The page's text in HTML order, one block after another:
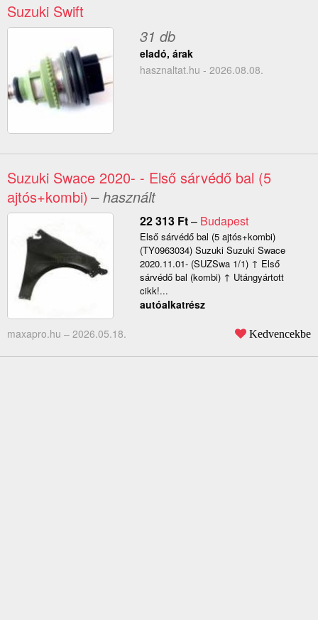
Suzuki Swift
31 db
eladó, árak
hasznaltat.hu - 2026.08.08.
Suzuki Swace 2020- - Első sárvédő bal (5
ajtós+kombi) – használt
22 313 Ft– Budapest
Első sárvédő bal (5 ajtós+kombi)
(TY0963034) Suzuki Suzuki Swace
2020.11.01- (SUZSwa 1/1) ↑ Első
sárvédő bal (kombi) ↑ Utángyártott
cikk!...
autóalkatrész
maxapro.hu – 2026.05.18. Kedvencekbe